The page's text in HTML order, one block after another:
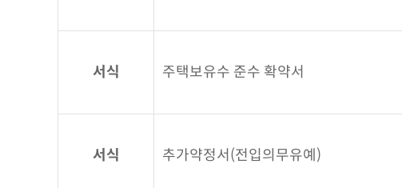
서식 주택보유수 준수 확약서
서식 추가약정서(전입의무유예)